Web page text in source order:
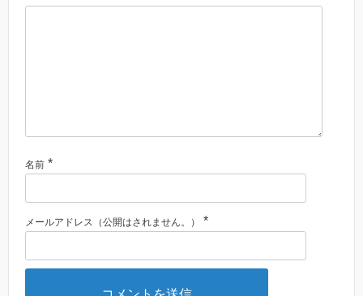
名前 *
メールアドレス（公開はされません。） *